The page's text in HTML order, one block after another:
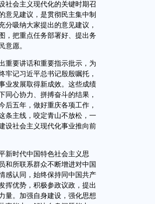
会主义现代化的关键时期召
意见建议，是贯彻民主集中制
分吸纳大家提出的意见建议，
，把重点任务部署好、提出务
意愿。
要讲话和重要指示批示，为
牢记习近平总书记殷殷嘱托，
业发展取得新成效。这些成绩
同心协力、拼搏奋斗的结果，
后五年，做好重庆各项工作，
条主线，咬定青山不放松，一
设社会主义现代化事业推向前
时代中国特色社会主义思
和所联系群众不断增进对中国
感认同，始终保持同中国共产
挥优势，积极参政议政，提出
量。加强自身建设，强化思想